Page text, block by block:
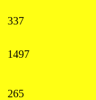
337
1497
265